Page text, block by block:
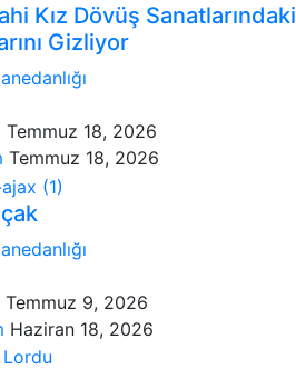
Kız Dövüş Sanatlarındaki
Gizliyor
Temmuz 18, 2026
Temmuz 18, 2026
Temmuz 9, 2026
Haziran 18, 2026